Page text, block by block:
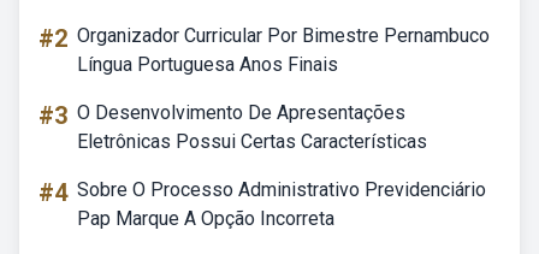
#2 Organizador Curricular Por Bimestre Pernambuco
Língua Portuguesa Anos Finais
#3 O Desenvolvimento De Apresentações
Eletrônicas Possui Certas Características
#4 Sobre O Processo Administrativo Previdenciário
Pap Marque A Opção Incorreta